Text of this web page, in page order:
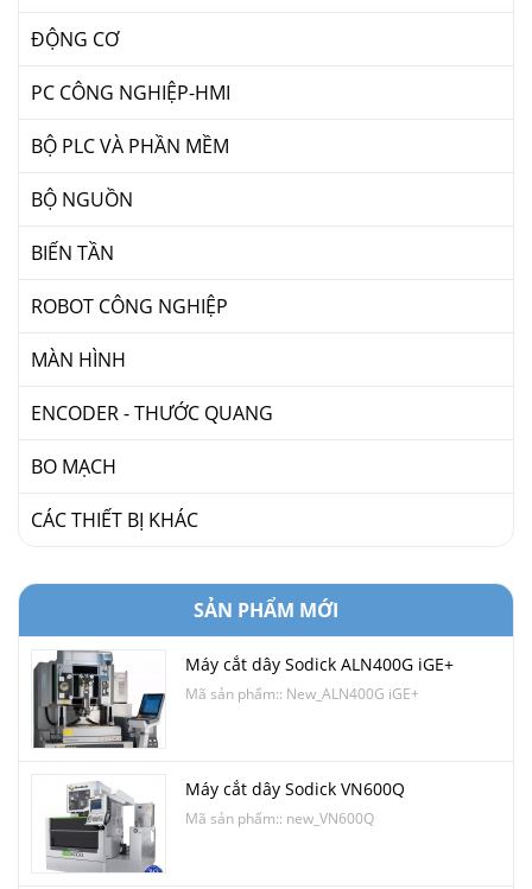
ĐỘNG CƠ
PC CÔNG NGHIỆP-HMI
BỘ PLC VÀ PHẦN MỀM
BỘ NGUỒN
BIẾN TẦN
ROBOT CÔNG NGHIỆP
MÀN HÌNH
ENCODER - THƯỚC QUANG
BO MẠCH
CÁC THIẾT BỊ KHÁC
SẢN PHẨM MỚI
Máy cắt dây Sodick ALN400G iGE+
Mã sản phẩm:: New_ALN400G iGE+
Máy cắt dây Sodick VN600Q
Mã sản phẩm:: new_VN600Q